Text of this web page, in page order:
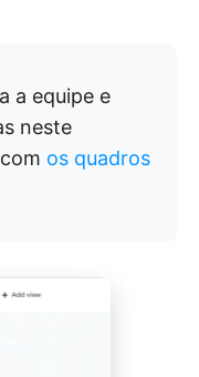
a equipe e
neste
os quadros